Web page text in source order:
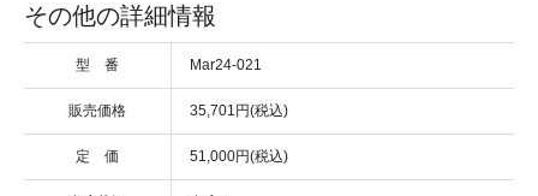
その他の詳細情報
型 番 Mar24-021
販売価格 35,701円(税込)
定 価 51,000円(税込)